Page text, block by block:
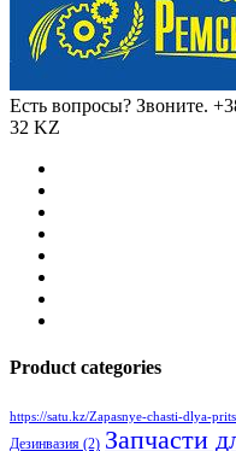
Есть вопросы? Звоните.
32 KZ
Product categories
https://satu.kz/Zapasnye-chasti-dlya-
Дезинвазия (2) Запчасти